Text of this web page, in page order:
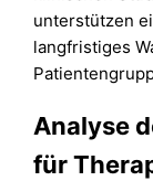
unterstützen
langfristiges
Analyse
für